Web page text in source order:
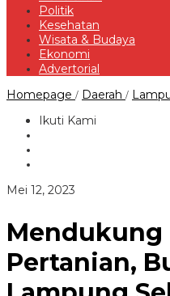
Politik
Kesehatan
Wisata & Budaya
Ekonomi
Advertorial
Homepage / Daerah /
Ikuti Kami
Mei 12, 2023
Mendukung
Pertanian,